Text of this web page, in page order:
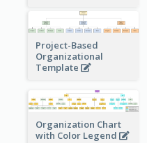
Project-Based
Organizational
Template
Organization Chart
with Color Legend